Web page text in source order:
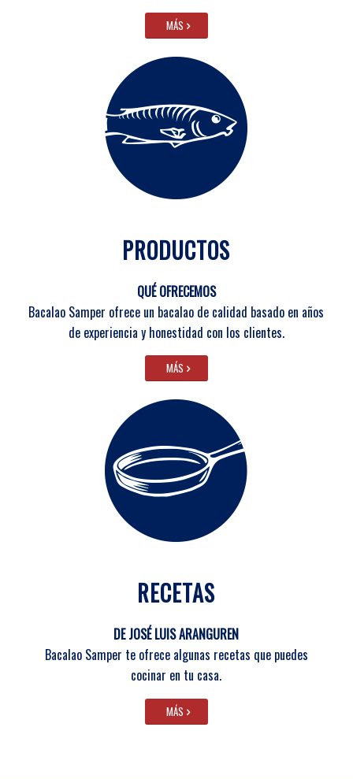
MÁS
PRODUCTOS
QUÉ OFRECEMOS
Bacalao Samper ofrece un bacalao de calidad basado en años
de experiencia y honestidad con los clientes.
MÁS
RECETAS
DE JOSÉ LUIS ARANGUREN
Bacalao Samper te ofrece algunas recetas que puedes
cocinar en tu casa.
MÁS